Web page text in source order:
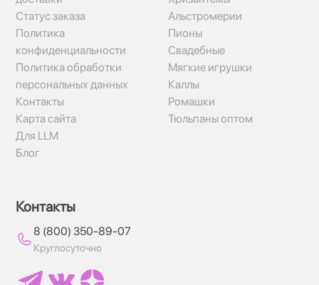
Статус заказа
Политика
конфиденциальности
Политика обработки
персональных данных
Контакты
Карта сайта
Для LLM
Блог
Альстромерии
Пионы
Свадебные
Мягкие игрушки
Каллы
Ромашки
Тюльпаны оптом
Контакты
8 (800) 350-89-07
Круглосуточно